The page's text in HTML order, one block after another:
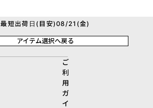
最短出荷日(目安)08/21(金)
アイテム選択へ戻る
ご
利
用
ガ
イ